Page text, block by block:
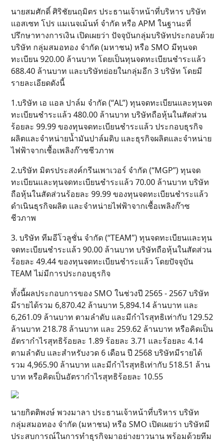
นายสมศักดิ์ ศิริชัยนฤมิตร ประธานเจ้าหน้าที่บริหาร บริษัท
แอสเซท โปร แมเนจเม้นท์ จำกัด หรือ APM ในฐานะที่
ปรึกษาทางการเงิน เปิดเผยว่า ปัจจุบันกลุ่มบริษัทประกอบด้วย
บริษัท กลุ่มสมอทอง จำกัด (มหาชน) หรือ SMO มีทุนจด
ทะเบียน 920.00 ล้านบาท โดยเป็นทุนจดทะเบียนชำระแล้ว
688.40 ล้านบาท และบริษัทย่อยในกลุ่มอีก 3 บริษัท โดยมี
รายละเอียดดังนี้
1.บริษัท เอ แอล ปาล์ม จำกัด (“AL”) ทุนจดทะเบียนและทุนจด
ทะเบียนชำระแล้ว 480.00 ล้านบาท บริษัทถือหุ้นในสัดส่วน
ร้อยละ 99.99 ของทุนจดทะเบียนชำระแล้ว ประกอบธุรกิจ
ผลิตและจำหน่ายน้ำมันปาล์มดิบ และธุรกิจผลิตและจำหน่าย
ไฟฟ้าจากเชื้อเพลิงก๊าซชีวภาพ
2.บริษัท มิตรประสงค์กรีนเพาเวอร์ จำกัด (“MGP”) ทุนจด
ทะเบียนและทุนจดทะเบียนชำระแล้ว 70.00 ล้านบาท บริษัท
ถือหุ้นในสัดส่วนร้อยละ 99.99 ของทุนจดทะเบียนชำระแล้ว
ดำเนินธุรกิจผลิต และจำหน่ายไฟฟ้าจากเชื้อเพลิงก๊าซ
ชีวภาพ
3. บริษัท ทีมอีโวลูชั่น จำกัด (“TEAM”) ทุนจดทะเบียนและทุน
จดทะเบียนชำระแล้ว 90.00 ล้านบาท บริษัทถือหุ้นในสัดส่วน
ร้อยละ 49.44 ของทุนจดทะเบียนชำระแล้ว โดยปัจจุบัน
TEAM ไม่มีการประกอบธุรกิจ
ทั้งนี้ผลประกอบการของ SMO ในช่วงปี 2565 - 2567 บริษัท
มีรายได้รวม 6,870.42 ล้านบาท 5,894.14 ล้านบาท และ
6,261.09 ล้านบาท ตามลำดับ และมีกำไรสุทธิเท่ากับ 129.52
ล้านบาท 218.78 ล้านบาท และ 259.62 ล้านบาท หรือคิดเป็น
อัตรากำไรสุทธิร้อยละ 1.89 ร้อยละ 3.71 และร้อยละ 4.14
ตามลำดับ และสำหรับงวด 6 เดือน ปี 2568 บริษัทมีรายได้
รวม 4,965.90 ล้านบาท และมีกำไรสุทธิเท่ากับ 518.51 ล้าน
บาท หรือคิดเป็นอัตรากำไรสุทธิร้อยละ 10.55
นายกิตติพงษ์ พวงมาลา ประธานเจ้าหน้าที่บริหาร บริษัท
กลุ่มสมอทอง จำกัด (มหาชน) หรือ SMO เปิดเผยว่า บริษัทมี
ประสบการณ์ในการทำธุรกิจมาอย่างยาวนาน พร้อมด้วยทีม